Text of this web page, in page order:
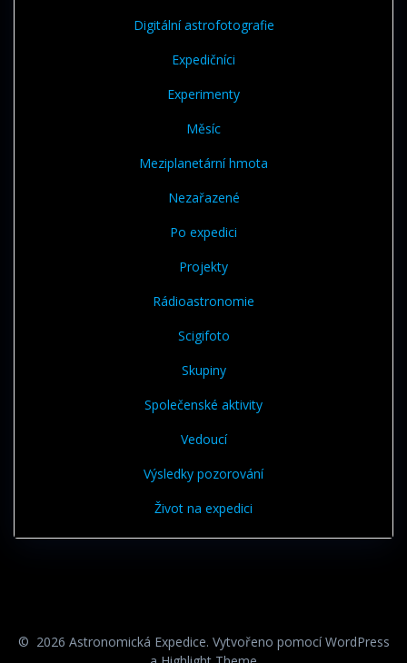
Digitální astrofotografie
Expedičníci
Experimenty
Měsíc
Meziplanetární hmota
Nezařazené
Po expedici
Projekty
Rádioastronomie
Scigifoto
Skupiny
Společenské aktivity
Vedoucí
Výsledky pozorování
Život na expedici
© 2026 Astronomická Expedice. Vytvořeno pomocí WordPress